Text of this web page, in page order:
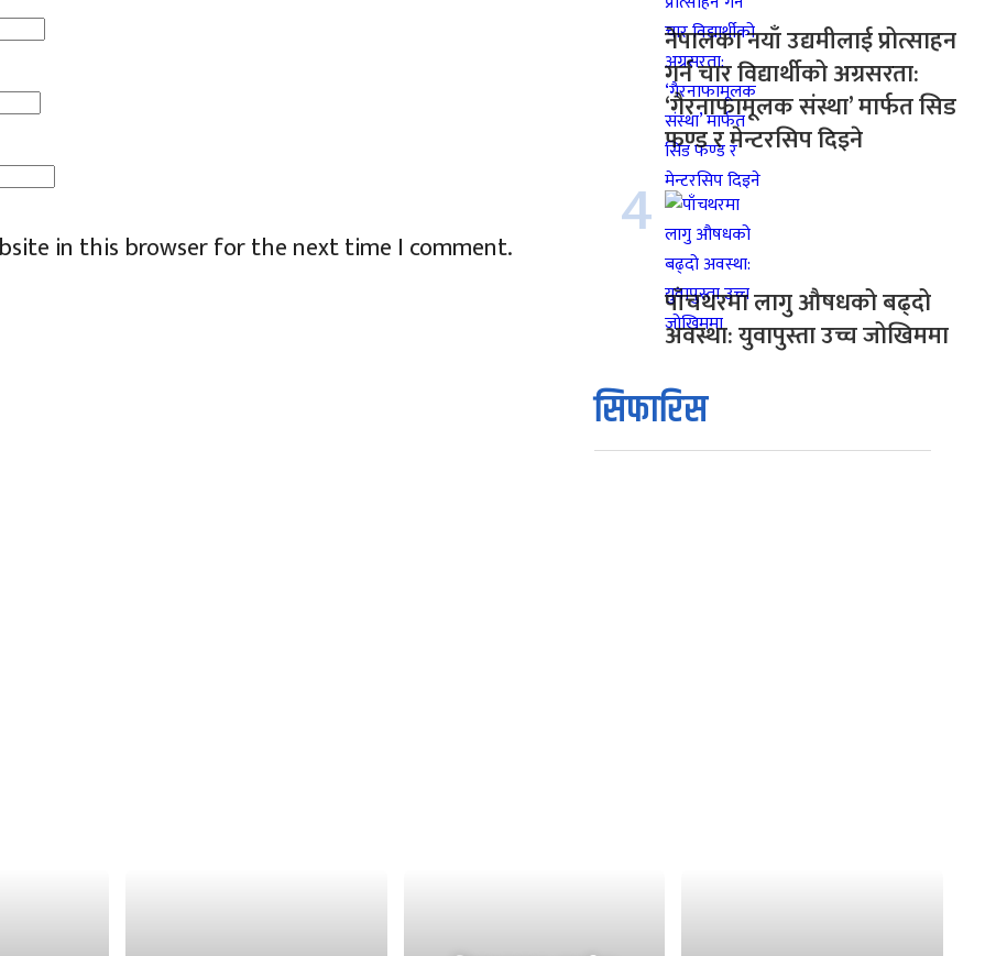
in this browser for the next time I comment.
नेपालका नयाँ उद्यमीलाई प्रोत्साहन
गर्न चार विद्यार्थीको अग्रसरता:
‘गैरनाफामूलक संस्था’ मार्फत सिड
फण्ड र मेन्टरसिप दिइने
4
पाँचथरमा लागु औषधको बढ्दो
अवस्था: युवापुस्ता उच्च जोखिममा
सिफारिस